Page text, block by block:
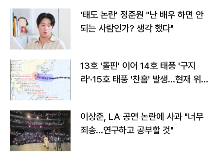
'태도 논란' 정준원 "난 배우 하면 안
되는 사람인가? 생각 했다"
13호 '돌핀' 이어 14호 태풍 '구지
라'·15호 태풍 '찬홈' 발생…현재 위
이상준, LA 공연 논란에 사과 "너무
죄송…연구하고 공부할 것"